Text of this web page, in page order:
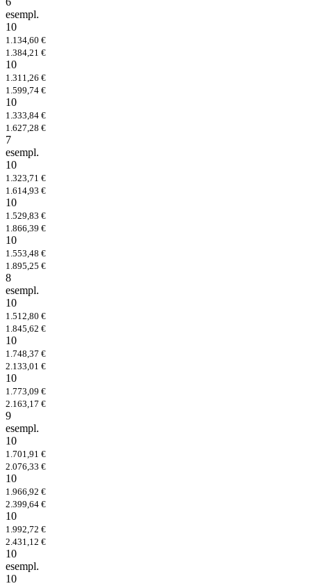
esempl.
10
1.134,60 €
1.384,21 €
10
1.311,26 €
1.599,74 €
10
1.333,84 €
1.627,28 €
7
esempl.
10
1.323,71 €
1.614,93 €
10
1.529,83 €
1.866,39 €
10
1.553,48 €
1.895,25 €
8
esempl.
10
1.512,80 €
1.845,62 €
10
1.748,37 €
2.133,01 €
10
1.773,09 €
2.163,17 €
9
esempl.
10
1.701,91 €
2.076,33 €
10
1.966,92 €
2.399,64 €
10
1.992,72 €
2.431,12 €
10
esempl.
10